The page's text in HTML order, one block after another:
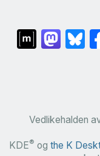
Vedlikehalden
KDE® og the K